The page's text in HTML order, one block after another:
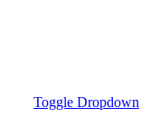
Toggle Dropdown